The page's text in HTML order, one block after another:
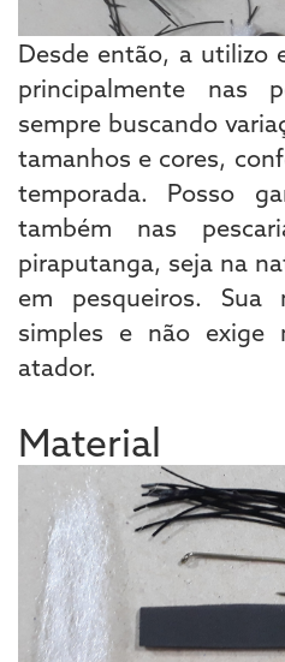
Desde então, a utilizo
principalmente nas
sempre buscando
tamanhos e cores,
temporada. Posso
também nas
piraputanga, seja na
em pesqueiros.
simples e não exige
atador.
Material